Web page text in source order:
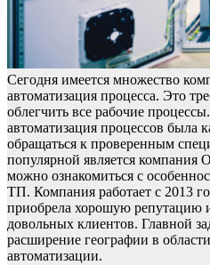
Сегодня имеется множество
автоматизация процесса. Это
облегчить все рабочие
автоматизация процессов была
обращаться к проверенным
популярной является компания
можно ознакомиться с
ТП. Компания работает с 2013
приобрела хорошую репутацию
довольных клиентов. Главной
расширение географии в
автоматизации.